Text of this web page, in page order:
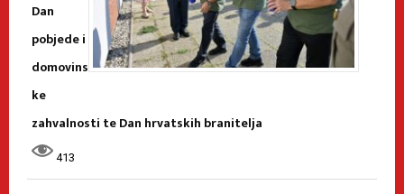
Dan
pobjede i
domovins
ke
zahvalnosti te Dan hrvatskih branitelja
413